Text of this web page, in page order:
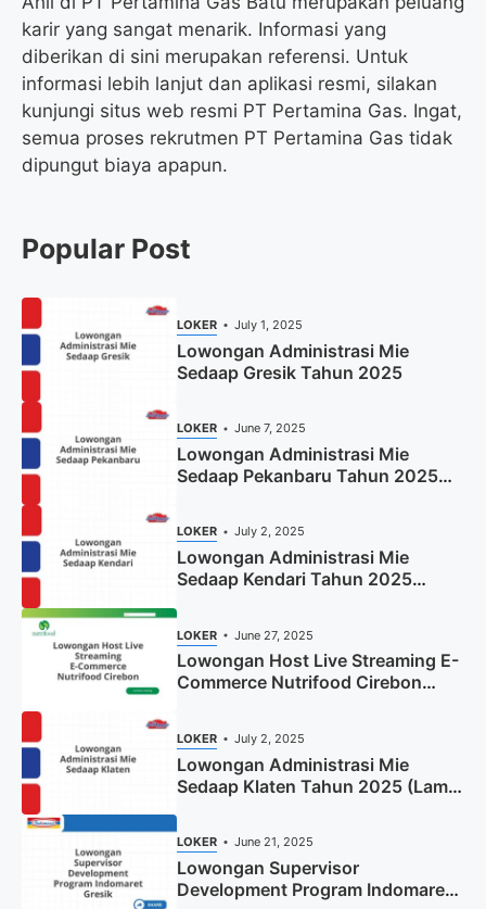
karir yang sangat menarik. Informasi yang
diberikan di sini merupakan referensi. Untuk
informasi lebih lanjut dan aplikasi resmi, silakan
kunjungi situs web resmi PT Pertamina Gas. Ingat,
semua proses rekrutmen PT Pertamina Gas tidak
dipungut biaya apapun.
Popular Post
LOKER July 1, 2025
Lowongan Administrasi Mie
Sedaap Gresik Tahun 2025
LOKER June 7, 2025
Lowongan Administrasi Mie
Sedaap Pekanbaru Tahun 2025
LOKER July 2, 2025
Lowongan Administrasi Mie
Sedaap Kendari Tahun 2025
LOKER June 27, 2025
Lowongan Host Live Streaming E-
Commerce Nutrifood Cirebon
LOKER July 2, 2025
Lowongan Administrasi Mie
Sedaap Klaten Tahun 2025 (Lamar
LOKER June 21, 2025
Lowongan Supervisor
Development Program Indomaret